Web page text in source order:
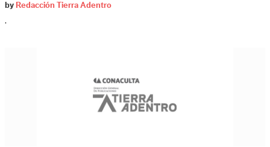
by Redacción Tierra Adentro
.